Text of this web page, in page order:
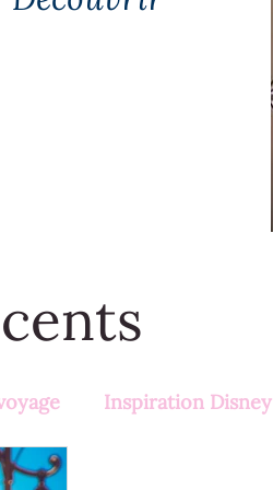
Inspiration Disney